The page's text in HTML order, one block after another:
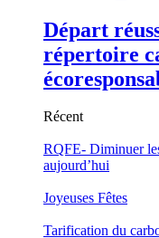
Départ
répertoire
Récent
RQFE- Diminuer
aujourd’hui
Joyeuses Fêtes
Tarification du